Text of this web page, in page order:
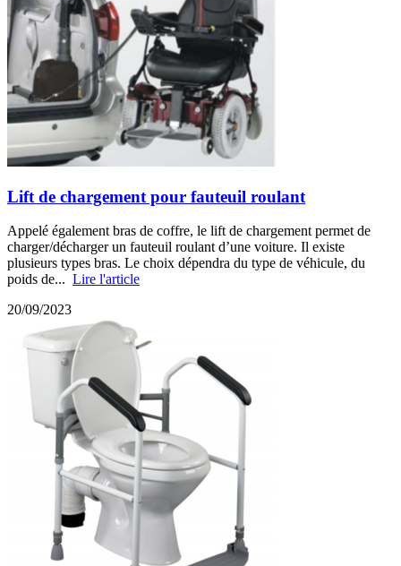
Lift de chargement pour fauteuil roulant
Appelé également bras de coffre, le lift de chargement permet de
charger/décharger un fauteuil roulant d’une voiture. Il existe
plusieurs types bras. Le choix dépendra du type de véhicule, du
poids de... Lire l'article
20/09/2023